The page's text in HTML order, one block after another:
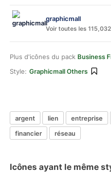
graphicmall
Voir toutes les
Plus d'icônes du pack Business
Style: Graphicmall Others
argent lien entreprise
financier
réseau
Icônes ayant le même